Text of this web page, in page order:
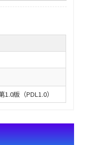
版（PDL1.0）